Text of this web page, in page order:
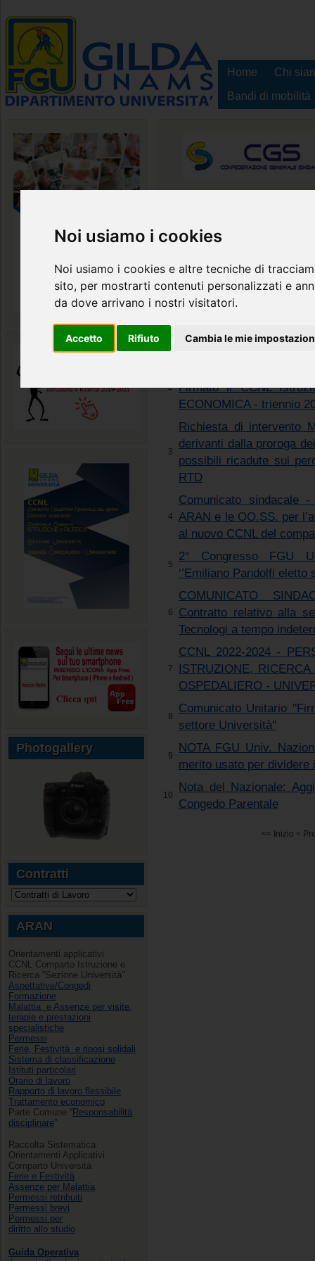
Noi usiamo i cookies
Noi usiamo i cookies e altre tecniche di
sito, per mostrarti contenuti personalizzati e
da dove arrivano i nostri visitatori.
Accetto Rifiuto Cambia le mie
Home
Chi
Bandi di mobilità
Photogallery
Contratti
ARAN
Orientamenti applicativi
CCNL Comparto Istruzione e
Ricerca ''Sezione Università’’
Aspettative/Congedi
Formazione
Malattia e Assenze per visite,
terapie e prestazioni
specialistiche
Permessi
Ferie, Festività e riposi solidali
Sistema di classificazione
Istituti particolari
Orario di lavoro
Rapporto di lavoro flessibile
Trattamento economico
Parte Comune ''Responsabilità
disciplinare''
Raccolta Sistematica
Orientamenti Applicativi
Comparto Università
Ferie e Festività
Assenze per Malattia
Permessi retribuiti
Permessi brevi
Permessi per
diritto allo studio
Guida Operativa
Filtro titolo
Comunicato sindacale
le OO.SS sulla
Ricerca, triennio 2025 –
2 Firmato il CCNL
ECONOMICA - triennio
3
Richiesta di intervento
derivanti dalla proroga
possibili ricadute sui
RTD
4
Comunicato sindacale
ARAN e le OO.SS. per
al nuovo CCNL del
5
2° Congresso FGU
‘’Emiliano Pandolfi eletto
6
COMUNICATO
Contratto relativo alla
Tecnologi a tempo
7
CCNL 2022-2024 -
ISTRUZIONE,
OSPEDALIERO -
8
Comunicato Unitario
settore Università''
9
NOTA FGU Univ.
merito usato per dividere
10
Nota del Nazionale:
Congedo Parentale
<< Inizio <